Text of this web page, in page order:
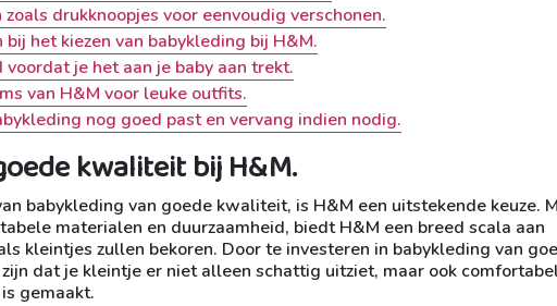
drukknoopjes voor eenvoudig verschonen.
het kiezen van babykleding bij H&M.
je het aan je baby aan trekt.
van H&M voor leuke outfits.
nog goed past en vervang indien nodig.
kwaliteit bij H&M.
babykleding van goede kwaliteit, is H&M een uitstekende keuze.
materialen en duurzaamheid, biedt H&M een breed scala aan
kleintjes zullen bekoren. Door te investeren in babykleding van
dat je kleintje er niet alleen schattig uitziet, maar ook
gemaakt.